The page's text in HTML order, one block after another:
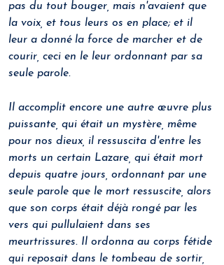
pas du tout bouger, mais n'avaient que
la voix, et tous leurs os en place; et il
leur a donné la force de marcher et de
courir, ceci en le leur ordonnant par sa
seule parole.
Il accomplit encore une autre œuvre plus
puissante, qui était un mystère, même
pour nos dieux, il ressuscita d'entre les
morts un certain Lazare, qui était mort
depuis quatre jours, ordonnant par une
seule parole que le mort ressuscite, alors
que son corps était déjà rongé par les
vers qui pullulaient dans ses
meurtrissures. Il ordonna au corps fétide
qui reposait dans le tombeau de sortir,